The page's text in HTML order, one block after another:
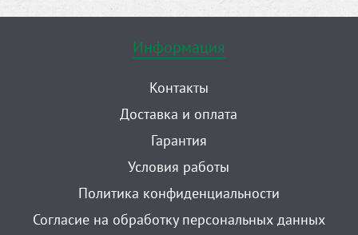
Информация
Контакты
Доставка и оплата
Гарантия
Условия работы
Политика конфиденциальности
Согласие на обработку персональных данных